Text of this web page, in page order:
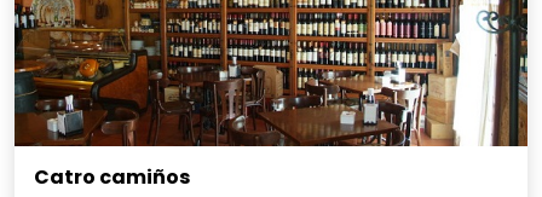
Catro camiños